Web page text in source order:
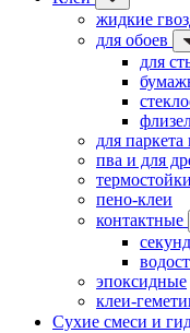
жидкие
для обоев
для
для
пва и для
пено-клеи
контактные
эпоксидные
клеи-
Сухие смеси и